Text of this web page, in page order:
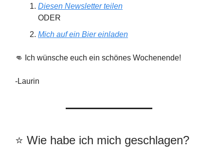
Diesen Newsletter teilen
ODER
Mich auf ein Bier einladen
👊 Ich wünsche euch ein schönes Wochenende!
-Laurin
⭐️️ Wie habe ich mich geschlagen?